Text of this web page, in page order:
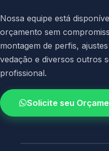
Nossa equipe está
orçamento sem
montagem de perfis,
vedação e diversos outros
profissional.
Solicite seu4.9 /
avaliacao